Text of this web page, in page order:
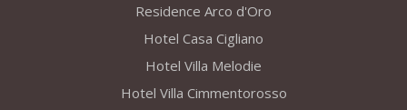
Residence Arco d'Oro
Hotel Casa Cigliano
Hotel Villa Melodie
Hotel Villa Cimmentorosso